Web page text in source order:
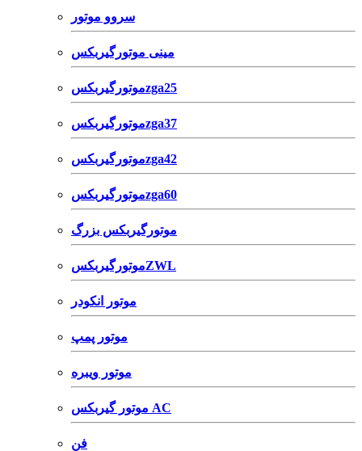
سروو موتور
مینی موتورگیربکس
موتورگیربکسzga25
موتورگیربکسzga37
موتورگیربکسzga42
موتورگیربکسzga60
موتورگیربکس بزرگ
موتورگیربکسZWL
موتور انکودر
موتور پمپ
موتور ویبره
موتور گیربکس AC
فن